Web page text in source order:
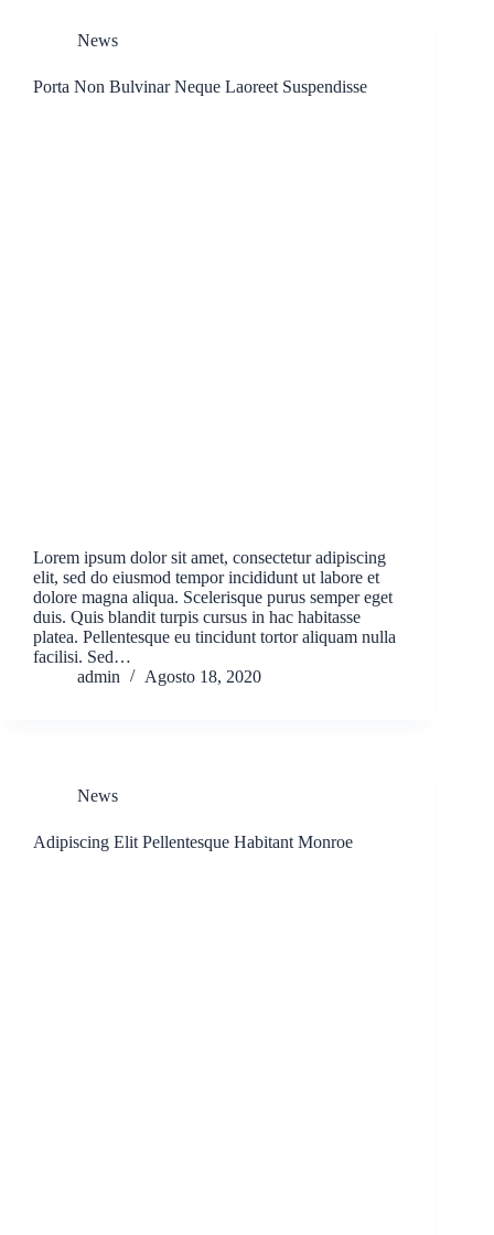
News
Porta Non Bulvinar Neque Laoreet Suspendisse
Lorem ipsum dolor sit amet, consectetur adipiscing
elit, sed do eiusmod tempor incididunt ut labore et
dolore magna aliqua. Scelerisque purus semper eget
duis. Quis blandit turpis cursus in hac habitasse
platea. Pellentesque eu tincidunt tortor aliquam nulla
facilisi. Sed…
admin
Agosto 18, 2020
News
Adipiscing Elit Pellentesque Habitant Monroe